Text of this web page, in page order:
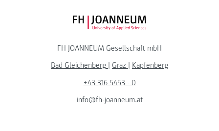
FH JOANNEUM Logo
FH JOANNEUM Gesellschaft mbH
Bad Gleichenberg
Graz
Kapfenberg
+43 316 5453 - 0
info@fh-joanneum.at